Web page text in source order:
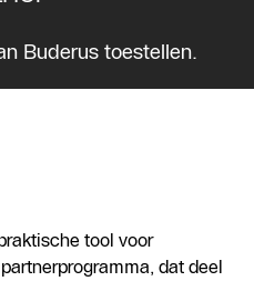
Buderus toestellen.
tool voor
dat deel